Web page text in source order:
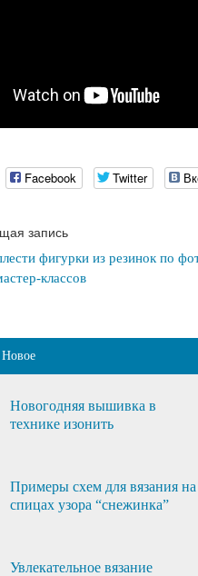
Facebook Twitter
запись
фигурки из резинок по
классов
Новое
Новогодняя вышивка в
технике изонить
Примеры схем для вязания на
спицах узора “снежинка”
Увлекательное вязание